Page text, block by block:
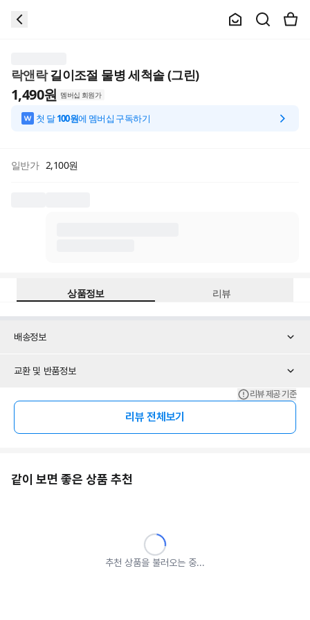
락앤락 길이조절 물병 세척솔 (그린)
1,490원 멤버십 회원가
첫 달100원에 멤버십 구독하기
일반가 2,100원
상품정보 리뷰
배송정보
교환 및 반품정보
리뷰 제공 기준
리뷰 전체보기
같이 보면 좋은 상품 추천
추천 상품을 불러오는 중...